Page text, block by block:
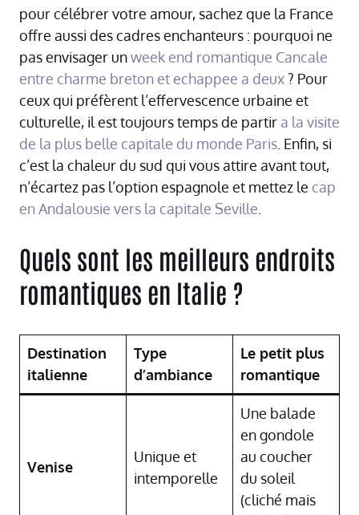
pour célébrer votre amour, sachez que la France
offre aussi des cadres enchanteurs : pourquoi ne
pas envisager unweek end romantique Cancale
entre charme breton et echappee a deux? Pour
ceux qui préfèrent l’effervescence urbaine et
culturelle, il est toujours temps de partir a la visite
de la plus belle capitale du monde Paris . Enfin, si
c’est la chaleur du sud qui vous attire avant tout,
n’écartez pas l’option espagnole et mettez le cap
en Andalousie vers la capitale Seville
Quels sont les meilleurs endroits
romantiques en Italie ?
Destination
italienne
Type
d’ambiance
Le petit plus
romantique
Venise
Unique et
intemporelle
Une balade
en gondole
au coucher
du soleil
(cliché mais